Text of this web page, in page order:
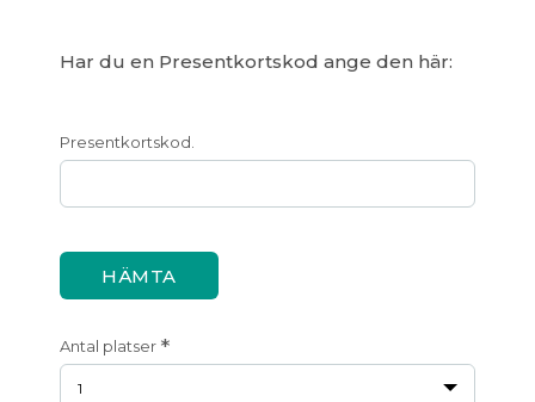
Har du en Presentkortskod ange den här:
Presentkortskod.
HÄMTA
Antal platser *